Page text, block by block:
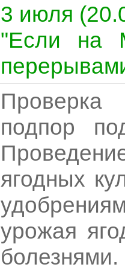
3 июля
"Если на
Проверка
подпор
ягодных
урожая
болезнями.